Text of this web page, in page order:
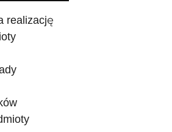
realizację